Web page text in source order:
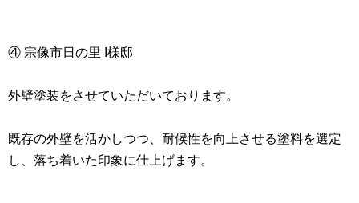
④ 宗像市日の里 I様邸
外壁塗装をさせていただいております。
既存の外壁を活かしつつ、耐候性を向上させる塗料を選定
し、落ち着いた印象に仕上げます。